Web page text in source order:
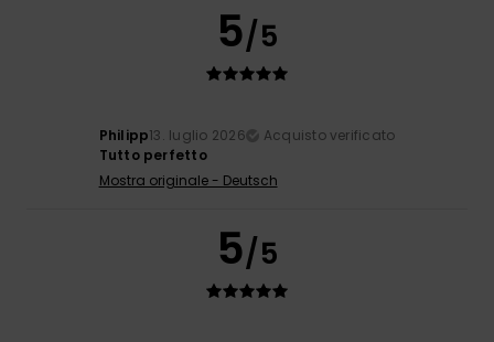
5/5
Philipp13. luglio 2026
Acquisto verificato
Tutto perfetto
Mostra originale - Deutsch
5/5